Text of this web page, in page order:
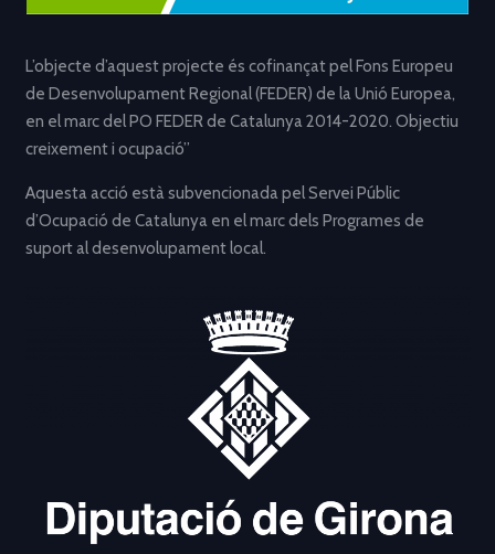
L’objecte d’aquest projecte és cofinançat pel Fons Europeu
de Desenvolupament Regional (FEDER) de la Unió Europea,
en el marc del PO FEDER de Catalunya 2014-2020. Objectiu
creixement i ocupació”
Aquesta acció està subvencionada pel Servei Públic
d’Ocupació de Catalunya en el marc dels Programes de
suport al desenvolupament local.